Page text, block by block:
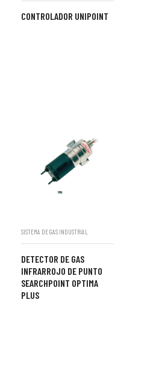
CONTROLADOR UNIPOINT
SISTEMA DE GAS INDUSTRIAL
DETECTOR DE GAS
INFRARROJO DE PUNTO
SEARCHPOINT OPTIMA
PLUS